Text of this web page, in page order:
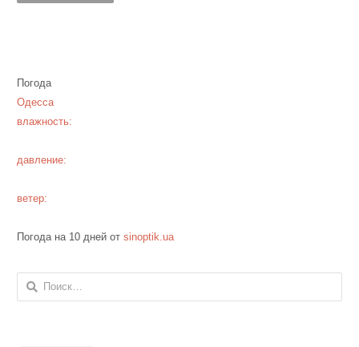
Погода
Одесса
влажность:
давление:
ветер:
Погода на 10 дней от sinoptik.ua
Найти: